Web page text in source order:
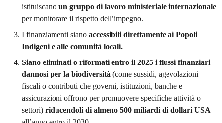
istituiscano un gruppo di lavoro ministeriale internazionale
per monitorare il rispetto dell’impegno.
I finanziamenti siano accessibili direttamente ai Popoli
Indigeni e alle comunità locali.
Siano eliminati o riformati entro il 2025 i flussi finanziari
dannosi per la biodiversità (come sussidi, agevolazioni
fiscali o contributi che governi, istituzioni, banche e
assicurazioni offrono per promuovere specifiche attività o
settori) riducendoli di almeno 500 miliardi di dollari USA